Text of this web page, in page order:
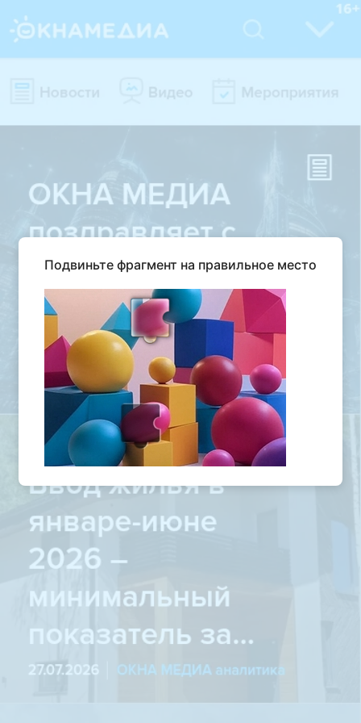
Подвиньте фрагмент на правильное место